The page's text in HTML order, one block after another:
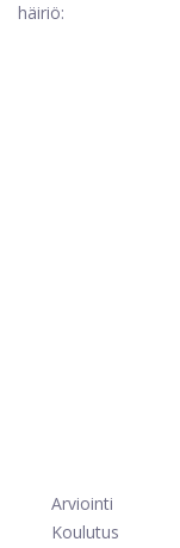
häiriö:
Arviointi
Koulutus